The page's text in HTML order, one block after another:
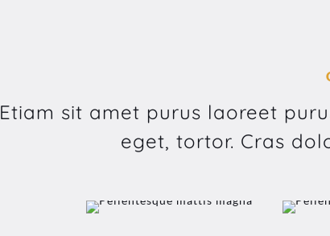
Etiam sit amet purus laoreet
eget, tortor. Cras